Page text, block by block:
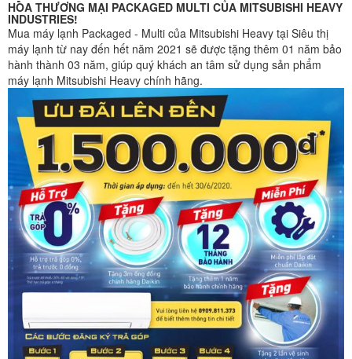
HÒA THƯƠNG MẠI PACKAGED MULTI CỦA MITSUBISHI HEAVY
INDUSTRIES!
Mua máy lạnh Packaged - Multi của Mitsubishi Heavy tại Siêu thị
máy lạnh từ nay đến hết năm 2021 sẽ được tặng thêm 01 năm bảo
hành thành 03 năm, giúp quý khách an tâm sử dụng sản phẩm
máy lạnh Mitsubishi Heavy chính hãng.